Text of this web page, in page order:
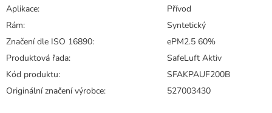
Aplikace:
Přívod
Rám:
Syntetický
Značení dle ISO 16890:
ePM2.5 60%
Produktová řada:
SafeLuft Aktiv
Kód produktu:
SFAKPAUF200B
Originální značení výrobce: 527003430